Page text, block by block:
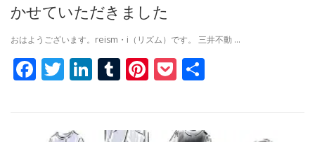
かせていただきました
おはようございます。reism・i（リズム）です。 三井不動 …
Facebook
Twitter
LinkedIn
Tumblr
Pinterest
Pocket